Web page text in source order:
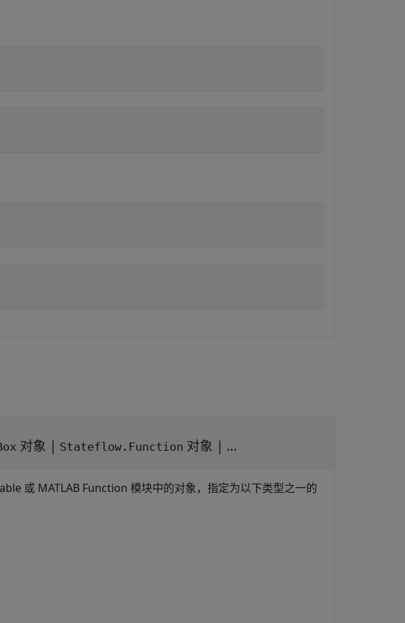
对象 | Stateflow.Function 对象 | ...
或 MATLAB Function 模块中的对象，指定为以下类型之一的